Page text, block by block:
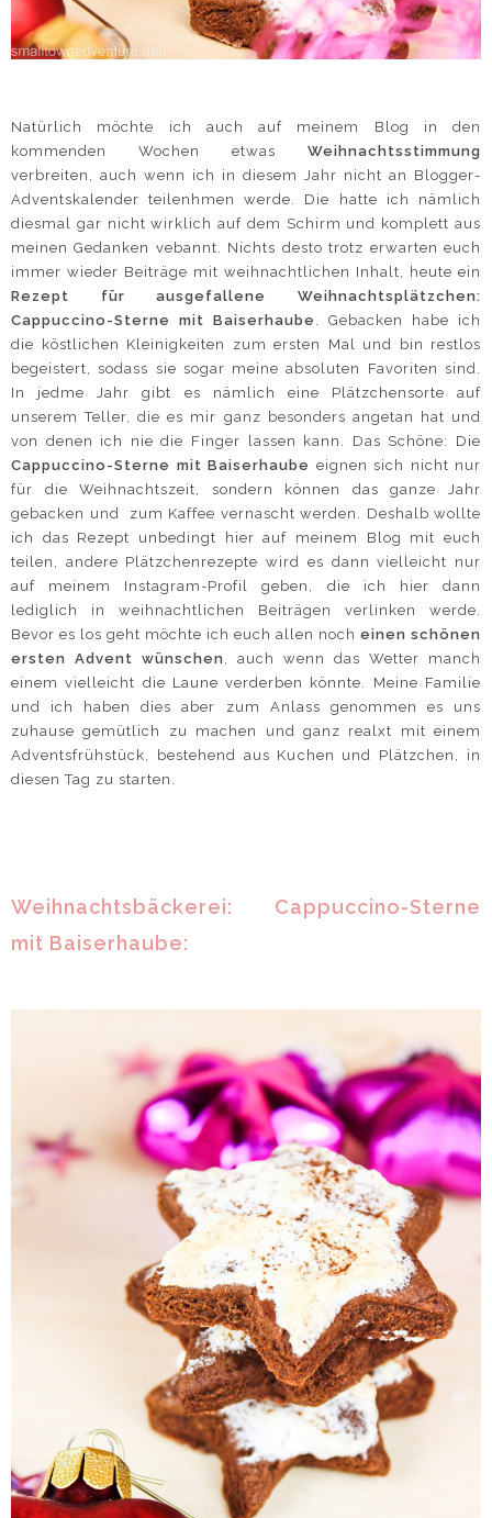
Natürlich möchte ich auch auf meinem Blog in den
kommenden Wochen etwas Weihnachtsstimmung
verbreiten, auch wenn ich in diesem Jahr nicht an Blogger-
Adventskalender teilenhmen werde. Die hatte ich nämlich
diesmal gar nicht wirklich auf dem Schirm und komplett aus
meinen Gedanken vebannt. Nichts desto trotz erwarten euch
immer wieder Beiträge mit weihnachtlichen Inhalt, heute ein
Rezept für ausgefallene Weihnachtsplätzchen:
Cappuccino-Sterne mit Baiserhaube
. Gebacken habe ich
die köstlichen Kleinigkeiten zum ersten Mal und bin restlos
begeistert, sodass sie sogar meine absoluten Favoriten sind.
In jedme Jahr gibt es nämlich eine Plätzchensorte auf
unserem Teller, die es mir ganz besonders angetan hat und
von denen ich nie die Finger lassen kann. Das Schöne: Die
Cappuccino-Sterne mit Baiserhaube eignen sich nicht nur
für die Weihnachtszeit, sondern können das ganze Jahr
gebacken und zum Kaffee vernascht werden. Deshalb wollte
ich das Rezept unbedingt hier auf meinem Blog mit euch
teilen, andere Plätzchenrezepte wird es dann vielleicht nur
auf meinem Instagram-Profil geben, die ich hier dann
lediglich in weihnachtlichen Beiträgen verlinken werde.
Bevor es los geht möchte ich euch allen noch einen schönen
ersten Advent wünschen , auch wenn das Wetter manch
einem vielleicht die Laune verderben könnte. Meine Familie
und ich haben dies aber zum Anlass genommen es uns
zuhause gemütlich zu machen und ganz realxt mit einem
Adventsfrühstück, bestehend aus Kuchen und Plätzchen, in
diesen Tag zu starten.
Weihnachtsbäckerei: Cappuccino-Sterne
mit Baiserhaube: